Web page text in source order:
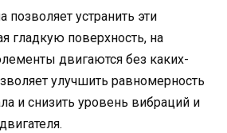
позволяет устранить эти
гладкую поверхность, на
двигаются без каких-
улучшить равномерность
и снизить уровень вибраций и